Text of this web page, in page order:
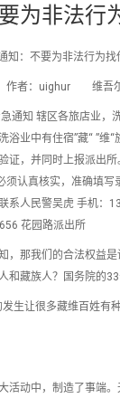
为非法行
知：不要为非法行为找
者：uighur 维吾尔
通知 辖区各旅店业，
业中有住宿”藏“ ”维“
证，并同时上报派出
须认真核实，准确填
系人民警吴虎 手机：
花园路派出所
，那我们的合法权益
和藏族人？国务院的33
生让很多藏维百姓有
活动中，制造了事端